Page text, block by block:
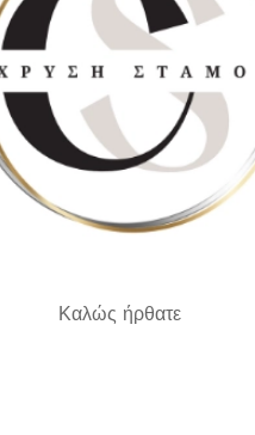
Καλώς ήρθατε